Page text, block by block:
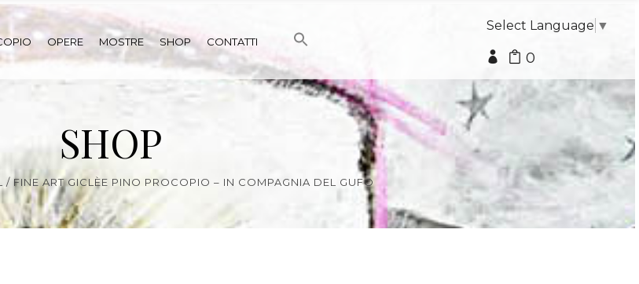
OPERE MOSTRE SHOP CONTATTI
Select Language ▼
0
SHOP
/ FINE ART GICLÈE PINO PROCOPIO – IN COMPAGNIA DEL GUFO